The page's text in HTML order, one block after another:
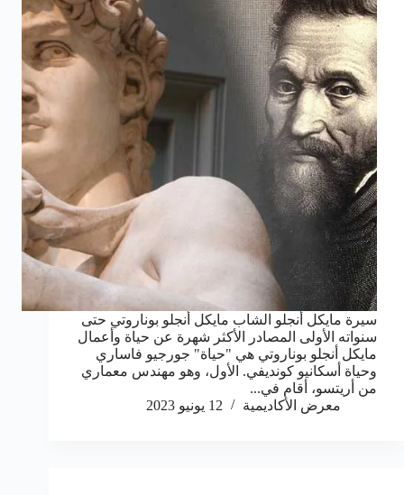
سيرة مايكل أنجلو الشاب مايكل أنجلو بوناروتي حتى
سنواته الأولى المصادر الأكثر شهرة عن حياة وأعمال
مايكل أنجلو بوناروتي هي "حياة" جورجيو فاساري
وحياة أسكانيو كونديفي. الأول، وهو مهندس معماري
من أريتسو، أقام في...
معرض الأكاديمية
12 يونيو 2023